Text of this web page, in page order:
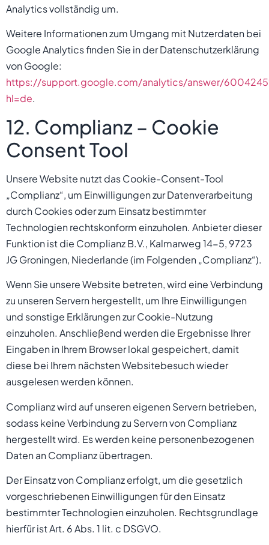
Analytics vollständig um.
Weitere Informationen zum Umgang mit Nutzerdaten bei
Google Analytics finden Sie in der Datenschutzerklärung
von Google:
https://support.google.com/analytics/answer/
hl=de.
12. Complianz – Cookie
Consent Tool
Unsere Website nutzt das Cookie-Consent-Tool
„Complianz“, um Einwilligungen zur Datenverarbeitung
durch Cookies oder zum Einsatz bestimmter
Technologien rechtskonform einzuholen. Anbieter dieser
Funktion ist die Complianz B.V., Kalmarweg 14-5, 9723
JG Groningen, Niederlande (im Folgenden „Complianz“).
Wenn Sie unsere Website betreten, wird eine Verbindung
zu unseren Servern hergestellt, um Ihre Einwilligungen
und sonstige Erklärungen zur Cookie-Nutzung
einzuholen. Anschließend werden die Ergebnisse Ihrer
Eingaben in Ihrem Browser lokal gespeichert, damit
diese bei Ihrem nächsten Websitebesuch wieder
ausgelesen werden können.
Complianz wird auf unseren eigenen Servern betrieben,
sodass keine Verbindung zu Servern von Complianz
hergestellt wird. Es werden keine personenbezogenen
Daten an Complianz übertragen.
Der Einsatz von Complianz erfolgt, um die gesetzlich
vorgeschriebenen Einwilligungen für den Einsatz
bestimmter Technologien einzuholen. Rechtsgrundlage
hierfür ist Art. 6 Abs. 1 lit. c DSGVO.